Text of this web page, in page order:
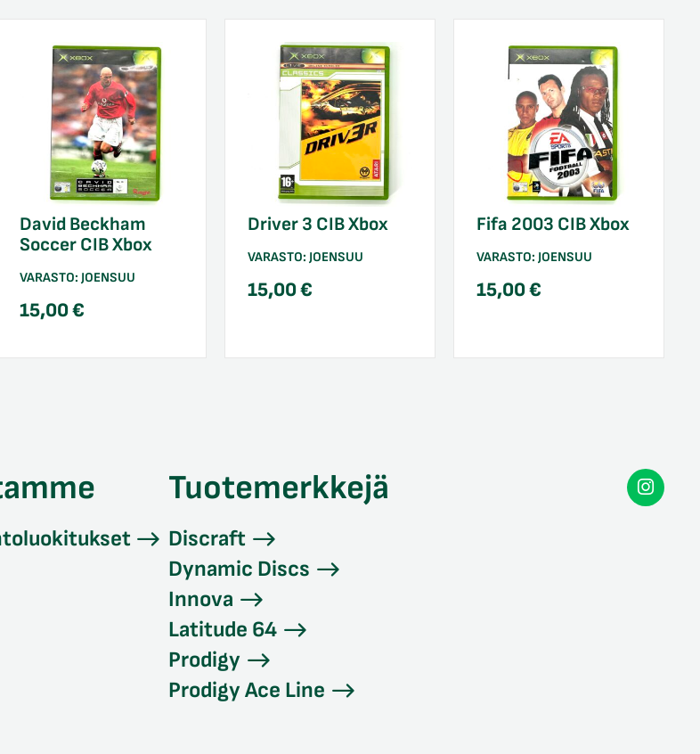
David Beckham
Soccer CIB Xbox
VARASTO: JOENSUU
15,00€
Driver 3 CIB Xbox
VARASTO:JOENSUU
15,00€
Fifa 2003 CIB Xbox
VARASTO:JOENSUU
15,00€
Tuotemerkkejä
Discraft
Dynamic Discs
Innova
Latitude 64
Prodigy
Prodigy Ace Line